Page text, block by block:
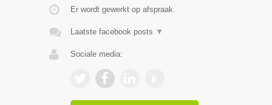
Er wordt gewerkt op afspraak.
Laatste facebook posts ▼
Sociale media: